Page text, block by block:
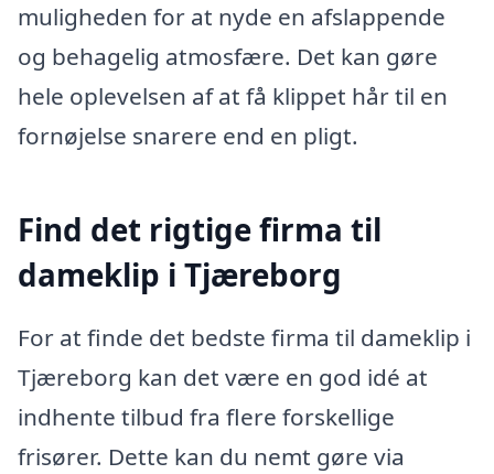
muligheden for at nyde en afslappende
og behagelig atmosfære. Det kan gøre
hele oplevelsen af at få klippet hår til en
fornøjelse snarere end en pligt.
Find det rigtige firma til
dameklip i Tjæreborg
For at finde det bedste firma til dameklip i
Tjæreborg kan det være en god idé at
indhente tilbud fra flere forskellige
frisører. Dette kan du nemt gøre via